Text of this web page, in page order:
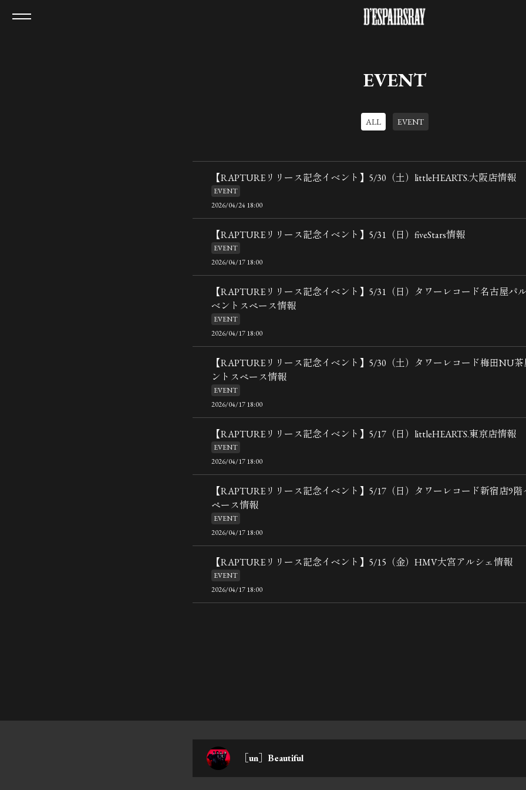
EVENT
ALL EVENT
【RAPTUREリリース記念イベント】5/30（土）littleHEARTS.大阪店情報
EVENT
2026/04/24 18:00
【RAPTUREリリース記念イベント】5/31（日）fiveStars情報
EVENT
2026/04/17 18:00
【RAPTUREリリース記念イベント】5/31（日）タワーレコード名古屋パ
ベントスペース情報
EVENT
2026/04/17 18:00
【RAPTUREリリース記念イベント】5/30（土）タワーレコード梅田NU
ントスペース情報
EVENT
2026/04/17 18:00
【RAPTUREリリース記念イベント】5/17（日）littleHEARTS.東京店情報
EVENT
2026/04/17 18:00
【RAPTUREリリース記念イベント】5/17（日）タワーレコード新宿店9
ペース情報
EVENT
2026/04/17 18:00
【RAPTUREリリース記念イベント】5/15（金）HMV大宮アルシェ情報
EVENT
2026/04/17 18:00
［un］Beautiful